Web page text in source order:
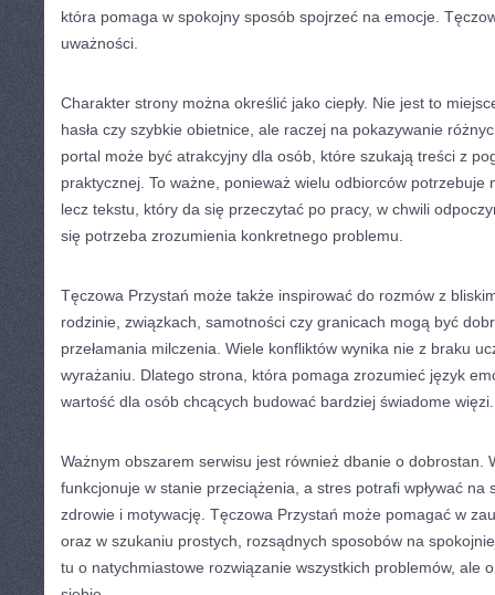
która pomaga w spokojny sposób spojrzeć na emocje.
uważności.
Charakter strony można określić jako ciepły. Nie jest to
hasła czy szybkie obietnice, ale raczej na pokazywanie
portal może być atrakcyjny dla osób, które szukają treści z
praktycznej. To ważne, ponieważ wielu odbiorców potrzebuje
lecz tekstu, który da się przeczytać po pracy, w chwili
się potrzeba zrozumienia konkretnego problemu.
Tęczowa Przystań może także inspirować do rozmów z
rodzinie, związkach, samotności czy granicach mogą być
przełamania milczenia. Wiele konfliktów wynika nie z braku
wyrażaniu. Dlatego strona, która pomaga zrozumieć język
wartość dla osób chcących budować bardziej świadome więzi.
Ważnym obszarem serwisu jest również dbanie o dobrostan.
funkcjonuje w stanie przeciążenia, a stres potrafi wpływać na
zdrowie i motywację. Tęczowa Przystań może pomagać w
oraz w szukaniu prostych, rozsądnych sposobów na
tu o natychmiastowe rozwiązanie wszystkich problemów, ale